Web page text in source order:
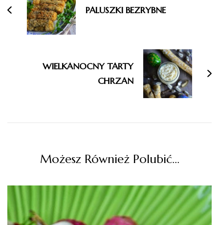
PALUSZKI BEZRYBNE
WIELKANOCNY TARTY
CHRZAN
Możesz Również Polubić…